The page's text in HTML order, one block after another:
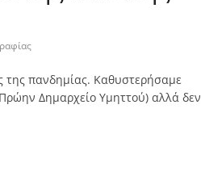
της πανδημίας. Καθυστερήσαμε
Δημαρχείο Υμηττού) αλλά δεν